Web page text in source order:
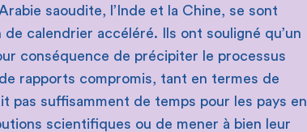
saoudite, l’Inde et la Chine, se sont
calendrier accéléré. Ils ont souligné qu’un
conséquence de précipiter le processus
rapports compromis, tant en termes de
pas suffisamment de temps pour les pays en
scientifiques ou de mener à bien leur